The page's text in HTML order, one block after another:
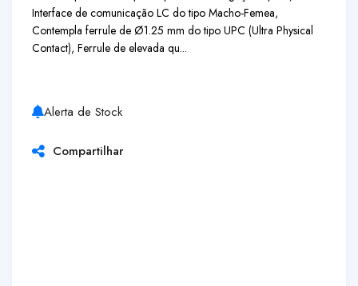
Interface de comunicação LC do tipo Macho-Femea,
Contempla ferrule de Ø1.25 mm do tipo UPC (Ultra Physical
Contact), Ferrule de elevada qu...
Alerta de Stock
Compartilhar